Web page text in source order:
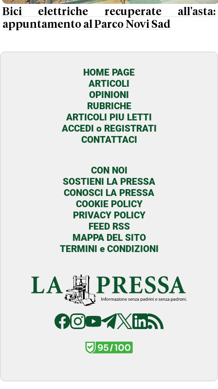
Bici elettriche recuperate all'asta:
appuntamento al Parco Novi Sad
HOME PAGE
ARTICOLI
OPINIONI
RUBRICHE
ARTICOLI PIU LETTI
ACCEDI o REGISTRATI
CONTATTACI
CON NOI
SOSTIENI LA PRESSA
CONOSCI LA PRESSA
COOKIE POLICY
PRIVACY POLICY
FEED RSS
MAPPA DEL SITO
TERMINI e CONDIZIONI